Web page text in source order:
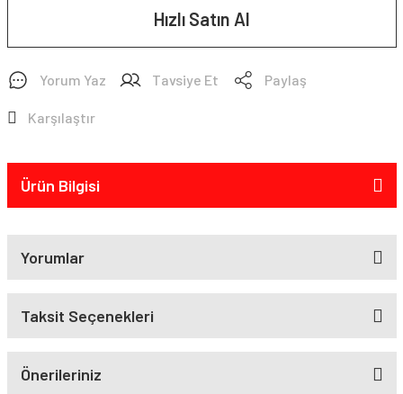
Hızlı Satın Al
Yorum Yaz Tavsiye Et Paylaş
Karşılaştır
Ürün Bilgisi
Yorumlar
Taksit Seçenekleri
Önerileriniz